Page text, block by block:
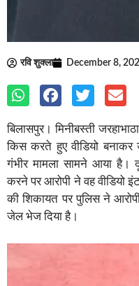
रवि शुक्ला December 8,
बिलासपुर। मिनीबस्ती
किस करते हुए वीडियो
गंभीर मामला सामने आया है।
करने पर आरोपी ने वह वीडियो
की शिकायत पर पुलिस ने
जेल भेज दिया है।